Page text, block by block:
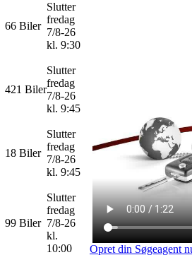
66 Biler
Slutter
fredag
7/8-26
kl. 9:30
421 Biler
Slutter
fredag
7/8-26
kl. 9:45
18 Biler
Slutter
fredag
7/8-26
kl. 9:45
99 Biler
Slutter
fredag
7/8-26
kl.
10:00
Opret din Søgeagent